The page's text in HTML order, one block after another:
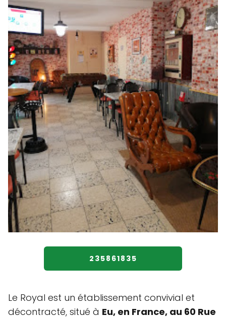
235861835
Le Royal est un établissement convivial et
décontracté, situé à Eu, en France, au 60 Rue